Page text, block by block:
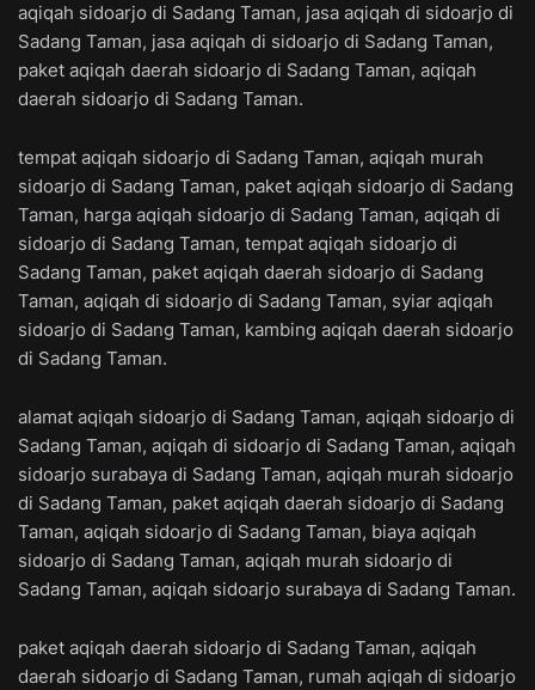
aqiqah sidoarjo di Sadang Taman, jasa aqiqah di sidoarjo di
Sadang Taman, jasa aqiqah di sidoarjo di Sadang Taman,
paket aqiqah daerah sidoarjo di Sadang Taman, aqiqah
daerah sidoarjo di Sadang Taman.
tempat aqiqah sidoarjo di Sadang Taman, aqiqah murah
sidoarjo di Sadang Taman, paket aqiqah sidoarjo di Sadang
Taman, harga aqiqah sidoarjo di Sadang Taman, aqiqah di
sidoarjo di Sadang Taman, tempat aqiqah sidoarjo di
Sadang Taman, paket aqiqah daerah sidoarjo di Sadang
Taman, aqiqah di sidoarjo di Sadang Taman, syiar aqiqah
sidoarjo di Sadang Taman, kambing aqiqah daerah sidoarjo
di Sadang Taman.
alamat aqiqah sidoarjo di Sadang Taman, aqiqah sidoarjo di
Sadang Taman, aqiqah di sidoarjo di Sadang Taman, aqiqah
sidoarjo surabaya di Sadang Taman, aqiqah murah sidoarjo
di Sadang Taman, paket aqiqah daerah sidoarjo di Sadang
Taman, aqiqah sidoarjo di Sadang Taman, biaya aqiqah
sidoarjo di Sadang Taman, aqiqah murah sidoarjo di
Sadang Taman, aqiqah sidoarjo surabaya di Sadang Taman.
paket aqiqah daerah sidoarjo di Sadang Taman, aqiqah
daerah sidoarjo di Sadang Taman, rumah aqiqah di sidoarjo